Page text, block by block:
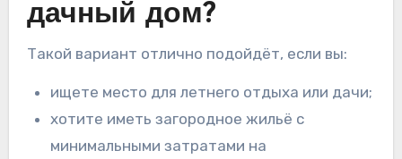
дачный дом?
Такой вариант отлично подойдёт, если вы:
ищете место для летнего отдыха или дачи;
хотите иметь загородное жильё с
минимальными затратами на